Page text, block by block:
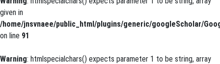
given in
/home/jnsvnaee/public_html/plugins/generic/googleScholar/
on line 91
Warning: htmlspecialchars() expects parameter 1 to be string, array